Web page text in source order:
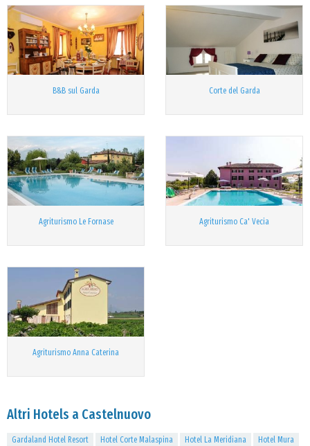
B&B sul Garda Corte del Garda
Agriturismo Le Fornase Agriturismo Ca' Vecia
Agriturismo Anna Caterina
Altri Hotels a Castelnuovo
Gardaland Hotel Resort Hotel Corte Malaspina Hotel La Meridiana
Hotel Mura